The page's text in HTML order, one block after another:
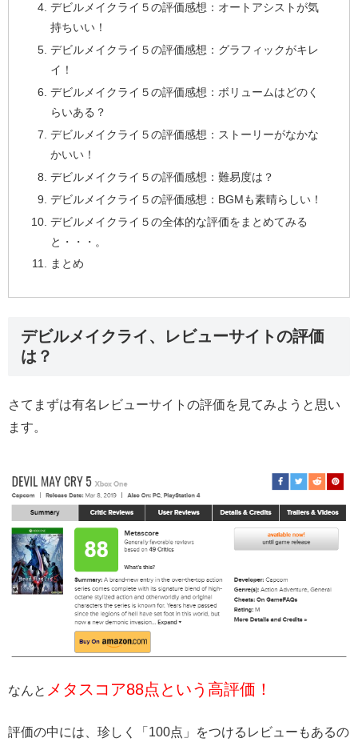
デビルメイクライ５の評価感想：オートアシストが気
持ちいい！
デビルメイクライ５の評価感想：グラフィックがキレ
イ！
デビルメイクライ５の評価感想：ボリュームはどのく
らいある？
デビルメイクライ５の評価感想：ストーリーがなかな
かいい！
デビルメイクライ５の評価感想：難易度は？
デビルメイクライ５の評価感想：BGMも素晴らしい！
デビルメイクライ５の全体的な評価をまとめてみる
と・・・。
まとめ
デビルメイクライ、レビューサイトの評価
は？
さてまずは有名レビューサイトの評価を見てみようと思い
ます。
なんと メタスコア88点という高評価！
評価の中には、珍しく「100点」をつけるレビューもあるの